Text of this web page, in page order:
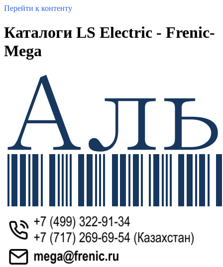
Перейти к контенту
Каталоги LS Electric - Frenic-
Mega